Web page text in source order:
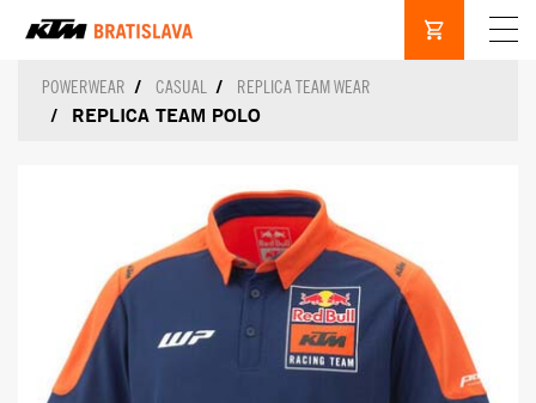
POWERWEAR CASUAL REPLICA TEAM WEAR
REPLICA TEAM POLO